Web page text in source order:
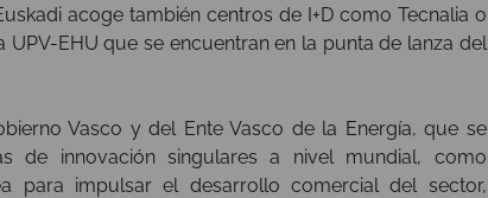
acoge también centros de I+D como Tecnalia o
EHU que se encuentran en la punta de lanza del
Vasco y del Ente Vasco de la Energía, que se
de innovación singulares a nivel mundial, como
para impulsar el desarrollo comercial del sector,